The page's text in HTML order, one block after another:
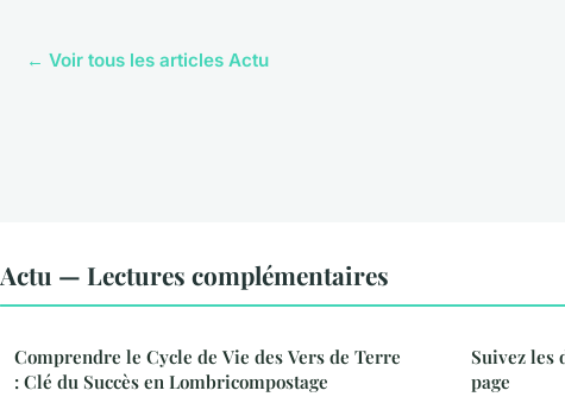
← Voir tous les articles Actu
Actu — Lectures complémentaires
Comprendre le Cycle de Vie des Vers de Terre
: Clé du Succès en Lombricompostage
Suivez les
page